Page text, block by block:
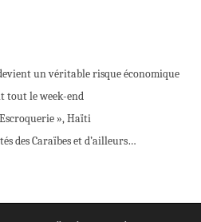
un véritable risque économique
tout le week-end
», Haïti
des Caraïbes et d’ailleurs…